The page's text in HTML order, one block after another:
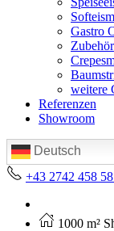
Gastro
Zubehör
weitere
Referenzen
Showroom
Deutsch
+43 2742 458 58
1000 m²